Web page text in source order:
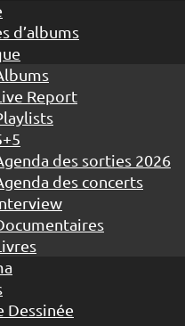
d’albums
Report
des sorties 2026
des concerts
Dessinée